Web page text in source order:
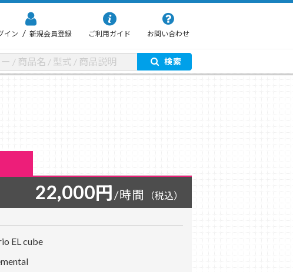
イン / 新規会員登録 ご利用ガイド お問い合わせ
検索
22,000円 /時間 （税込）
EL cube